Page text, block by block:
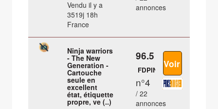
Vendu il y a
3519j 18h
France
annonces
Ninja warriors
- The New
Generation -
Cartouche
seule en
excellent
état, étiquette
propre, ve (..)
96.5 €
FDPIN
n°4
/ 22
annonces